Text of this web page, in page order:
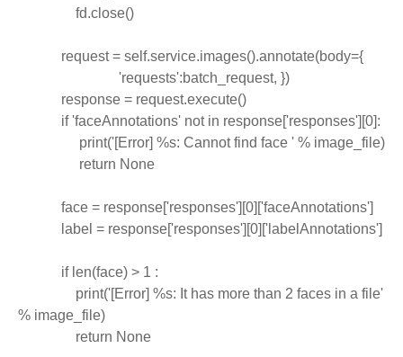
fd.close()
request = self.service.images().annotate(body={
'requests':batch_request, })
response = request.execute()
if 'faceAnnotations' not in response['responses'][0]:
print('[Error] %s: Cannot find face ' % image_file)
return None
face = response['responses'][0]['faceAnnotations']
label = response['responses'][0]['labelAnnotations']
if len(face) > 1 :
% image_file)
return None